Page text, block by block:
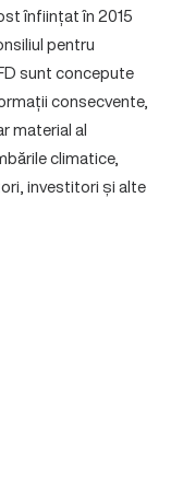
înființat în 2015
pentru
sunt concepute
consecvente,
material al
climatice,
investitori și alte